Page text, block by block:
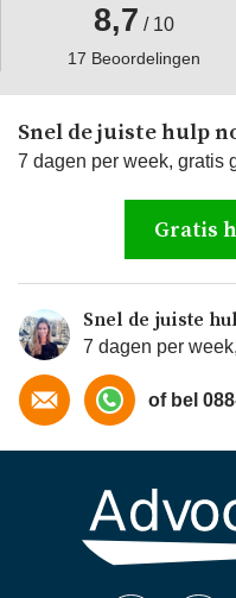
8,7 / 10
17 Beoordelingen
Snel de juiste hulp
7 dagen per week, gratis
Gratis
Snel de juiste
7 dagen per
of bel